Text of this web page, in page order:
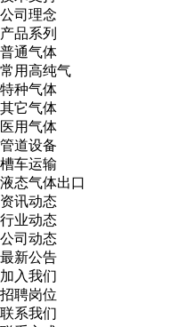
公司理念
产品系列
普通气体
常用高纯气
特种气体
其它气体
医用气体
管道设备
槽车运输
液态气体出口
资讯动态
行业动态
公司动态
最新公告
加入我们
招聘岗位
联系我们